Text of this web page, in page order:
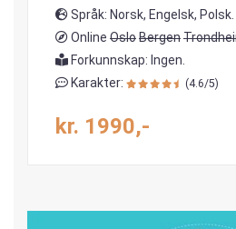
Språk: Norsk, Engelsk, Polsk.
Online OsloBergen
Forkunnskap: Ingen.
Karakter:
(4.6/5)
kr. 1990,-